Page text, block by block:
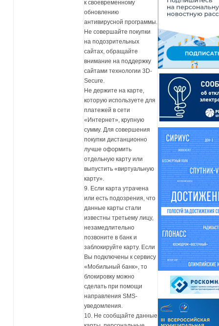
к своевременному
обновлению
антивирусной программы.
Не совершайте покупки
на подозрительных
сайтах, обращайте
внимание на поддержку
сайтами технологии 3D-
Secure.
Не держите на карте,
которую используете для
платежей в сети
«Интернет», крупную
сумму. Для совершения
покупки дистанционно
лучше оформить
отдельную карту или
выпустить «виртуальную
карту».
9. Если карта утрачена
или есть подозрения, что
данные карты стали
известны третьему лицу,
незамедлительно
позвоните в банк и
заблокируйте карту. Если
Вы подключены к сервису
«Мобильный банк», то
блокировку можно
сделать при помощи
направления SMS-
уведомления.
10. Не сообщайте данные